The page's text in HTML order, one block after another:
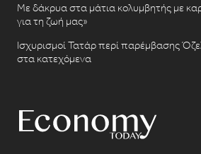
Με δάκρυα στα μάτια κολυμβητής με
για τη ζωή μας»
Ισχυρισμοί Τατάρ περί παρέμβασης
στα κατεχόμενα